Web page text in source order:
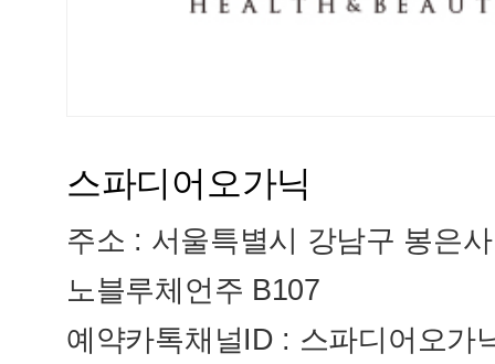
스파디어오가닉
주소 : 서울특별시 강남구 봉은
노블루체언주 B107
예약카톡채널ID : 스파디어오가